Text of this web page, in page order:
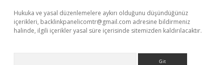
Hukuka ve yasal düzenlemelere aykırı olduğunu düşündüğünüz
içerikleri, backlinkpanelicomtr@gmail.com adresine bildirmeniz
halinde, ilgili içerikler yasal süre içerisinde sitemizden kaldırılacaktır.